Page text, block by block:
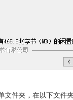
文件夹，在以下文件